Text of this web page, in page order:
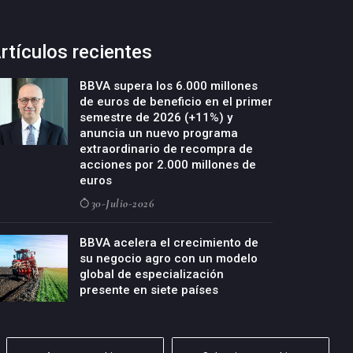
recientes
BBVA supera los 6.000 millones
de euros de beneficio en el primer
semestre de 2026 (+11%) y
anuncia un nuevo programa
extraordinario de recompra de
acciones por 2.000 millones de
euros
30-Julio-2026
BBVA acelera el crecimiento de
su negocio agro con un modelo
global de especialización
presente en siete países